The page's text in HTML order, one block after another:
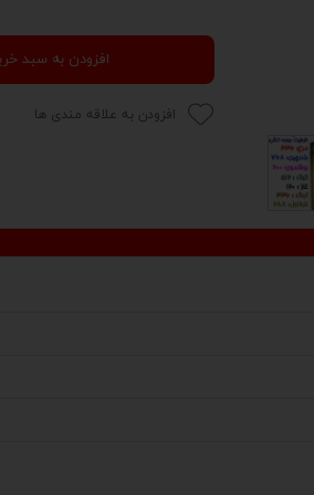
افزودن به سبد
افزودن به علاقه مندی ها